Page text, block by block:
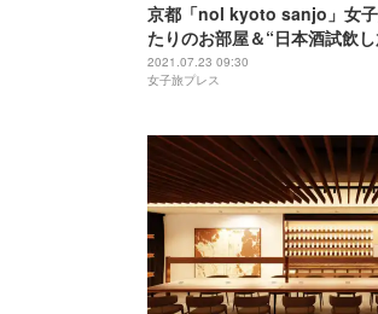
京都「nol kyoto sanjo」女
たりのお部屋＆“日本酒試飲
リノベホテル
2021.07.23 09:30
女子旅プレス